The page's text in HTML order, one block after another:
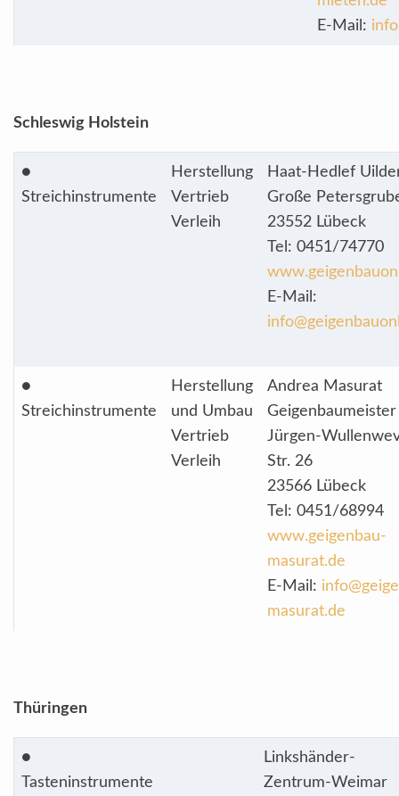
E-Mail:
Schleswig Holstein
●
Streichinstrumente
Herstellung
Vertrieb
Verleih
Haat-Hedlef
Große
23552 Lübeck
Tel: 0451/74770
E-Mail:
●
Streichinstrumente
Herstellung
und Umbau
Vertrieb
Verleih
Andrea Masurat
Jürgen-
Str. 26
23566 Lübeck
Tel: 0451/68994
www.geigenbau-
masurat.de
E-Mail:
masurat.de
Thüringen
●
Tasteninstrumente
Linkshänder-
Zentrum-Weimar